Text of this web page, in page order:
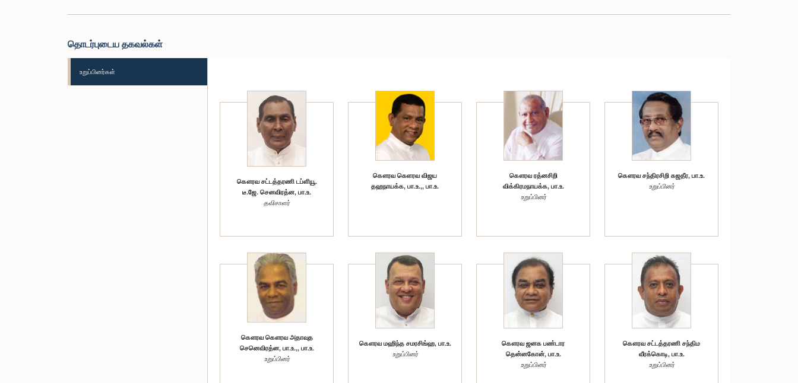
தொடர்புடைய தகவல்கள்
உறுப்பினர்கள்
கௌரவ சட்டத்தரணி டப்ளியூ.
டீ.ஜே. செனவிரத்ன, பா.உ.
தவிசாளர்
கௌரவ கெளரவ விஜய
தஹநாயக்க, பா.உ.,, பா.உ.
கௌரவ ரத்னசிறி
விக்கிரமநாயக்க, பா.உ.
உறுப்பினர்
கௌரவ சந்திரசிறி கஜதீர, பா.உ.
உறுப்பினர்
கௌரவ கௌரவ அதாவுத
செனெவிரத்ன, பா.உ.,, பா.உ.
உறுப்பினர்
கௌரவ மஹிந்த சமரசிங்ஹ, பா.உ.
உறுப்பினர்
கௌரவ ஜனக பண்டார
தென்னகோன், பா.உ.
உறுப்பினர்
கௌரவ சட்டத்தரணி சந்திம
வீரக்கொடி, பா.உ.
உறுப்பினர்